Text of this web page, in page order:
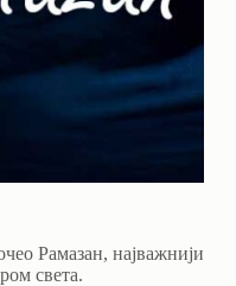
Рамазан, најважнији
света.